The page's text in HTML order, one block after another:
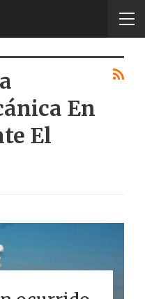
En
El